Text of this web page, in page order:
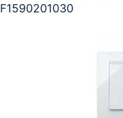
F1590201030